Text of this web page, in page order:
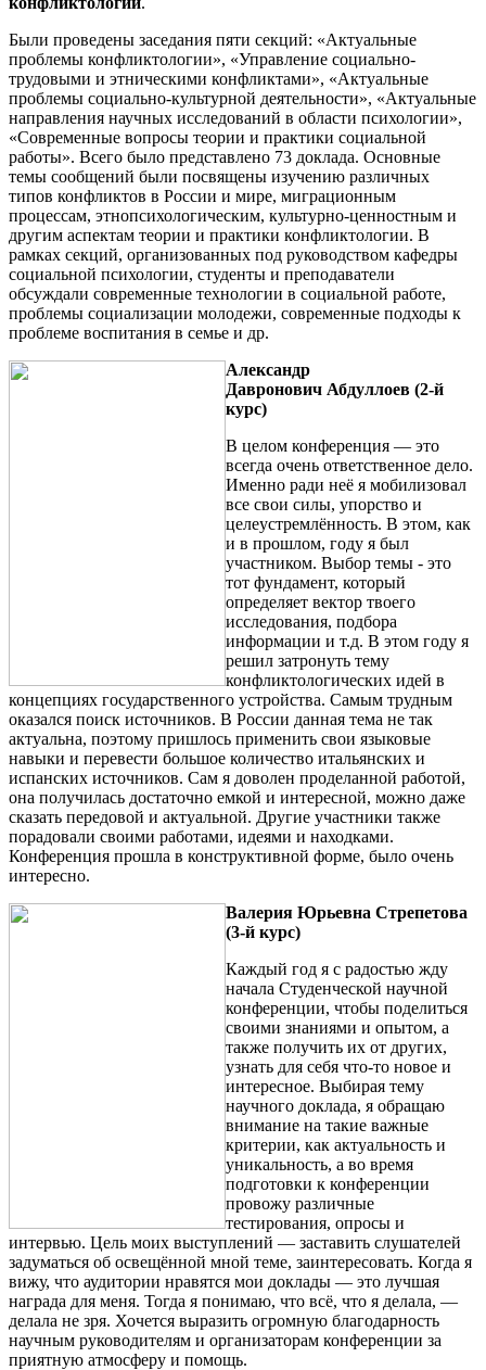
Были проведены заседания пяти секций: «Актуальные
проблемы конфликтологии», «Управление социально-
трудовыми и этническими конфликтами», «Актуальные
проблемы социально-культурной деятельности», «Актуальные
направления научных исследований в области психологии»,
«Современные вопросы теории и практики социальной
работы». Всего было представлено 73 доклада. Основные
темы сообщений были посвящены изучению различных
типов конфликтов в России и мире, миграционным
процессам, этнопсихологическим, культурно-ценностным и
другим аспектам теории и практики конфликтологии. В
рамках секций, организованных под руководством кафедры
социальной психологии, студенты и преподаватели
обсуждали современные технологии в социальной работе,
проблемы социализации молодежи, современные подходы к
проблеме воспитания в семье и др.
Александр
Давронович Абдуллоев (2-й
курс)
В целом конференция — это
всегда очень ответственное дело.
Именно ради неё я мобилизовал
все свои силы, упорство и
целеустремлённость. В этом, как
и в прошлом, году я был
участником. Выбор темы - это
тот фундамент, который
определяет вектор твоего
исследования, подбора
информации и т.д. В этом году я
решил затронуть тему
конфликтологических идей в
концепциях государственного устройства. Самым трудным
оказался поиск источников. В России данная тема не так
актуальна, поэтому пришлось применить свои языковые
навыки и перевести большое количество итальянских и
испанских источников. Сам я доволен проделанной работой,
она получилась достаточно емкой и интересной, можно даже
сказать передовой и актуальной. Другие участники также
порадовали своими работами, идеями и находками.
Конференция прошла в конструктивной форме, было очень
интересно.
Валерия Юрьевна Стрепетова
(3-й курс)
Каждый год я с радостью жду
начала Студенческой научной
конференции, чтобы поделиться
своими знаниями и опытом, а
также получить их от других,
узнать для себя что-то новое и
интересное. Выбирая тему
научного доклада, я обращаю
внимание на такие важные
критерии, как актуальность и
уникальность, а во время
подготовки к конференции
провожу различные
тестирования, опросы и
интервью. Цель моих выступлений — заставить слушателей
задуматься об освещённой мной теме, заинтересовать. Когда я
вижу, что аудитории нравятся мои доклады — это лучшая
награда для меня. Тогда я понимаю, что всё, что я делала, —
делала не зря. Хочется выразить огромную благодарность
научным руководителям и организаторам конференции за
приятную атмосферу и помощь.